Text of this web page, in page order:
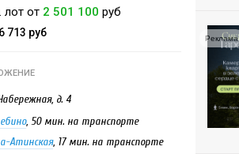
лот от 2 501 100 руб
713 руб
д. 4
, 50 мин. на транспорте
Атинская, 17 мин. на транспорте
Реклама